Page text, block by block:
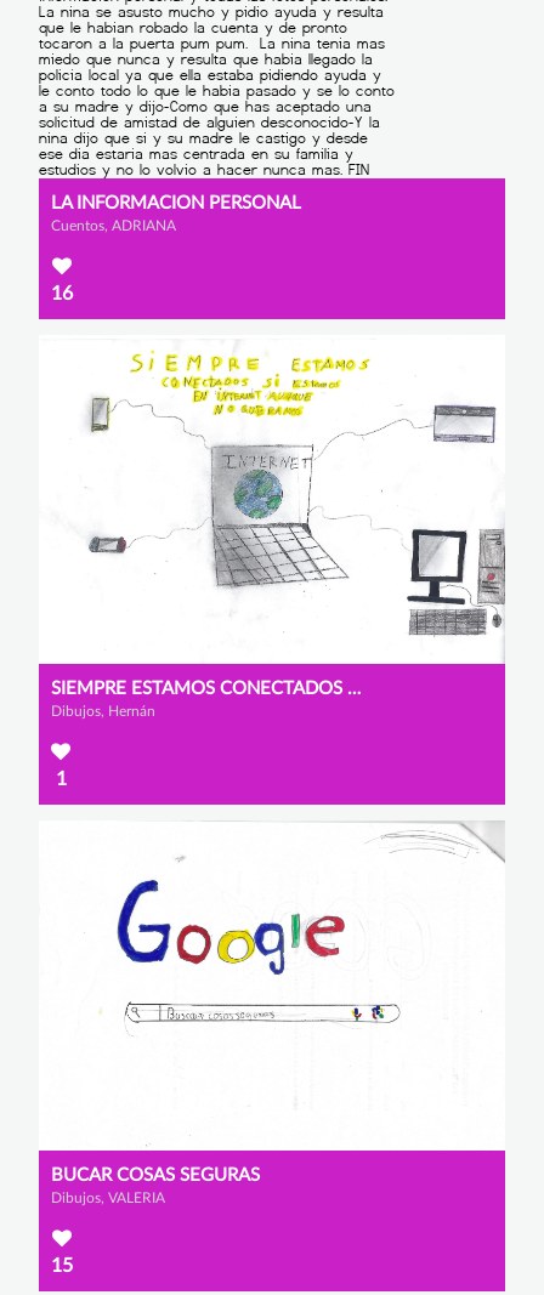
LA INFORMACION PERSONAL
Cuentos, ADRIANA
16
SIEMPRE ESTAMOS CONECTADOS SI ESTAMOS EN INTERNET ... AUNQUE NO QUERAMOS
Dibujos, Hernán
1
BUCAR COSAS SEGURAS
Dibujos, VALERIA
15